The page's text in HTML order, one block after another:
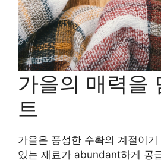
가을의 매력을
트
가을은 풍성한 수확의 계절이
있는 재료가 abundant하게 공